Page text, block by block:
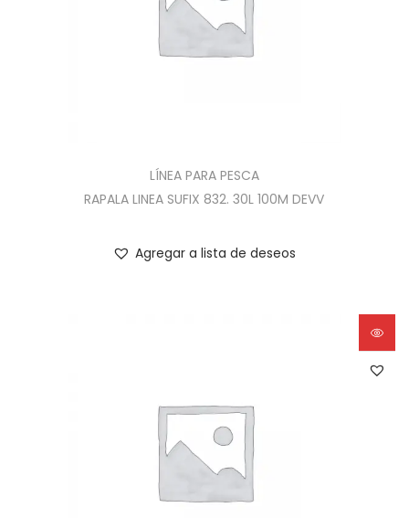
LÍNEA PARA PESCA
RAPALA LINEA SUFIX 832. 30L 100M DEVV
Agregar a lista de deseos